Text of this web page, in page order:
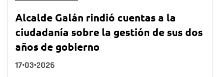
Alcalde Galán rindió cuentas a la
ciudadanía sobre la gestión de sus dos
años de gobierno
17•03•2026